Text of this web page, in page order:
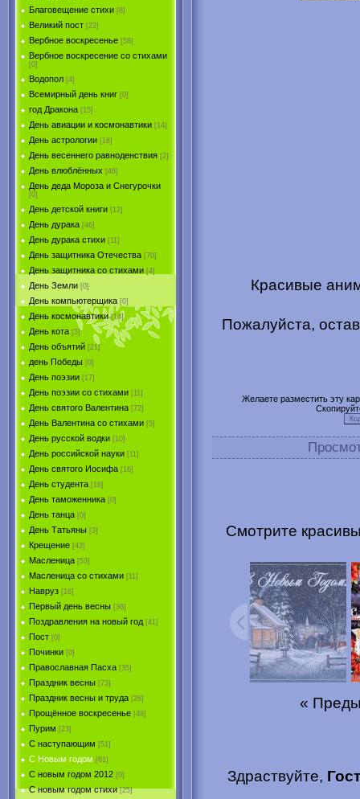
Благовещение стихи [8]
Великий пост [22]
Вербное воскресенье [58]
Вербное воскресение со стихами
[0]
Водопол [4]
Всемирный день книг [0]
год Дракона [15]
День авиации и космонавтики [14]
День астрологии [18]
День весеннего равноденствия [2]
День влюблённых [46]
День деда Мороза и Снегурочки
[0]
День детской книги [12]
День дурака [46]
День дурака стихи [11]
День защитника Отечества [70]
День защитника со стихами [4]
День Земли [0]
День компьютерщика [0]
День космонавтики [14]
День кота [3]
День объятий [21]
день Победы [0]
День поэзии [17]
День поэзии со стихами [11]
День святого Валентина [72]
День Валентина со стихами [5]
День русской водки [10]
День российской науки [11]
День святого Иосифа [16]
День студента [16]
День таможенника [0]
День танца [0]
День Татьяны [3]
Крещение [42]
Масленица [53]
Масленица со стихами [11]
Навруз [16]
Первый день весны [36]
Поздравления на новый год [41]
Пост [0]
Починки [0]
Православная Пасха [35]
Праздник весны [73]
Праздник весны и труда [26]
Прощённое воскресенье [48]
Пурим [23]
C наступающим [51]
С Новым годом [61]
С новым годом 2012 [0]
С новым годом стихи [25]
Красивые
Пожалуйста,
Желаете разместить эту
Смотрите
«
Здраствуйте,